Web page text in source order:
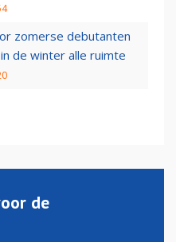
zomerse debutanten
de winter alle ruimte
de